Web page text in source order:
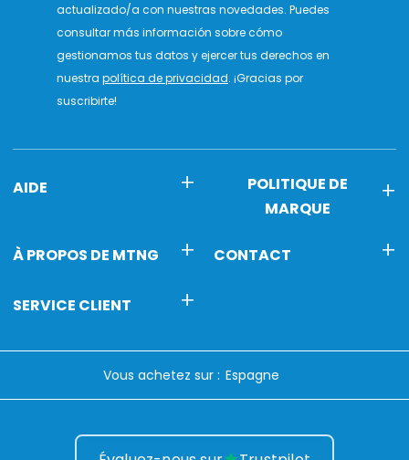
actualizado/a con nuestras novedades. Puedes
consultar más información sobre cómo
gestionamos tus datos y ejercer tus derechos en
nuestra política de privacidad. ¡Gracias por
suscribirte!
AIDE
POLITIQUE DE
MARQUE
À PROPOS DE MTNG CONTACT
SERVICE CLIENT
Vous achetez sur :